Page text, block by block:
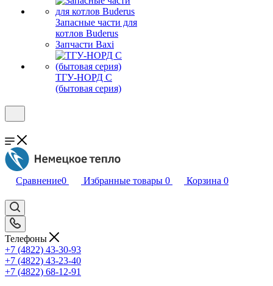
Запасные части для
котлов Buderus
Запчасти Baxi
ТГУ-НОРД С
(бытовая серия)
Сравнение0 Избранные товары 0 Корзина 0
Телефоны
+7 (4822) 43-30-93
+7 (4822) 43-23-40
+7 (4822) 68-12-91